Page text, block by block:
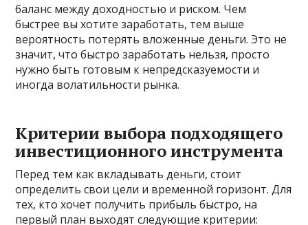
баланс между доходностью и риском. Чем
быстрее вы хотите заработать, тем выше
вероятность потерять вложенные деньги. Это не
значит, что быстро заработать нельзя, просто
нужно быть готовым к непредсказуемости и
иногда волатильности рынка.
Критерии выбора подходящего
инвестиционного инструмента
Перед тем как вкладывать деньги, стоит
определить свои цели и временной горизонт. Для
тех, кто хочет получить прибыль быстро, на
первый план выходят следующие критерии: